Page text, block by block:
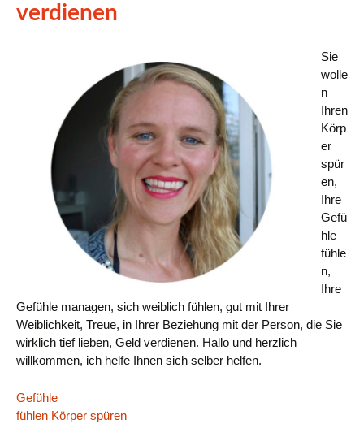
verdienen
Sie
wolle
n
Ihren
Körp
er
spür
en,
Ihre
Gefü
hle
fühle
n,
Ihre
Gefühle managen, sich weiblich fühlen, gut mit Ihrer
Weiblichkeit, Treue, in Ihrer Beziehung mit der Person, die Sie
wirklich tief lieben, Geld verdienen. Hallo und herzlich
willkommen, ich helfe Ihnen sich selber helfen.
Gefühle
fühlen Körper spüren